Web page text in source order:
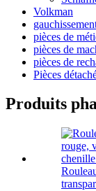
Volkman
pièces de
pièces de
pièces de
Pièces
Produits